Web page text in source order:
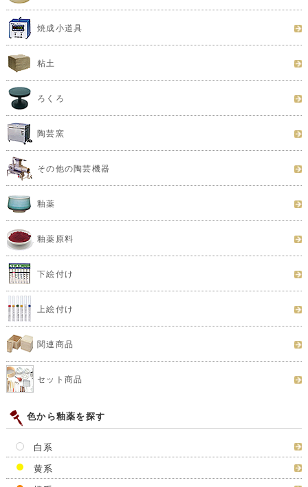
焼成小道具
粘土
ろくろ
陶芸窯
その他の陶芸機器
釉薬
釉薬原料
下絵付け
上絵付け
関連商品
セット商品
色から釉薬を探す
白系
黄系